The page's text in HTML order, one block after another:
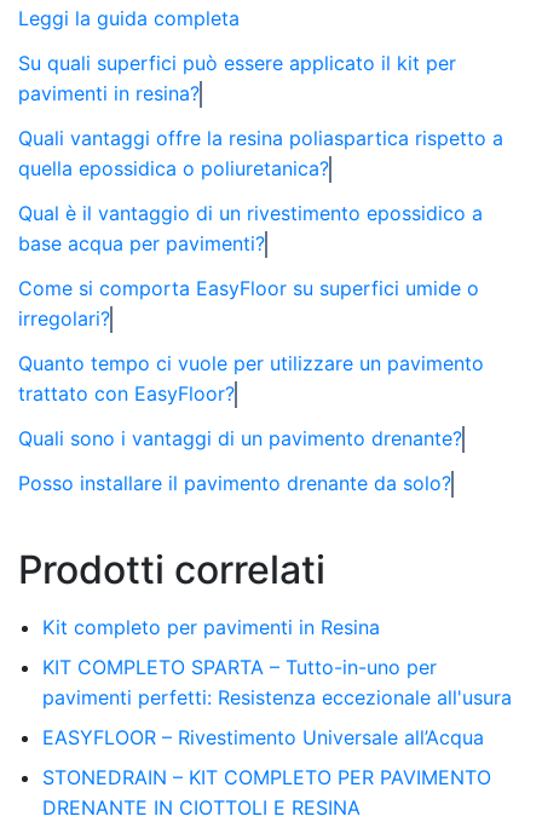
Leggi la guida completa
Su quali superfici può essere applicato il kit per
pavimenti in resina?
Quali vantaggi offre la resina poliaspartica rispetto a
quella epossidica o poliuretanica?
Qual è il vantaggio di un rivestimento epossidico a
base acqua per pavimenti?
Come si comporta EasyFloor su superfici umide o
irregolari?
Quanto tempo ci vuole per utilizzare un pavimento
trattato con EasyFloor?
Quali sono i vantaggi di un pavimento drenante?
Posso installare il pavimento drenante da solo?
Prodotti correlati
Kit completo per pavimenti in Resina
KIT COMPLETO SPARTA – Tutto-in-uno per
pavimenti perfetti: Resistenza eccezionale all'usura
EASYFLOOR – Rivestimento Universale all’Acqua
STONEDRAIN – KIT COMPLETO PER PAVIMENTO
DRENANTE IN CIOTTOLI E RESINA